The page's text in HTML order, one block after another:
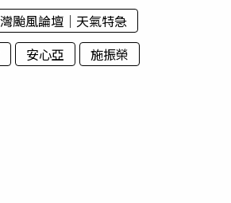
颱風論壇｜天氣特急
安心亞 施振榮